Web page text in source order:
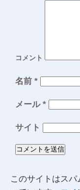
コメント
名前 *
メール *
サイト
このサイトはス